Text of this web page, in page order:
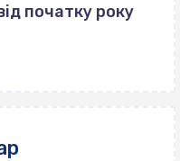
початку року